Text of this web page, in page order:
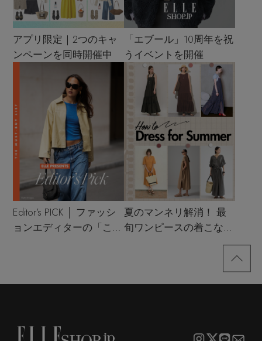
アプリ限定｜2つのキャ
ンペーンを同時開催中
「エブール」10周年を祝
うイベントを開催
Editor’s PICK │ ファッシ
ョンエディターの「これ
夏のマンネリ解消！ 最
旬ワンピースの着こなし